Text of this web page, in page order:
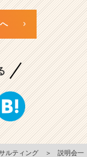
ルティング ＞
説明会一